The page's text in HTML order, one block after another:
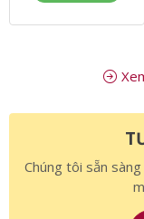
Chúng tôi sẵn